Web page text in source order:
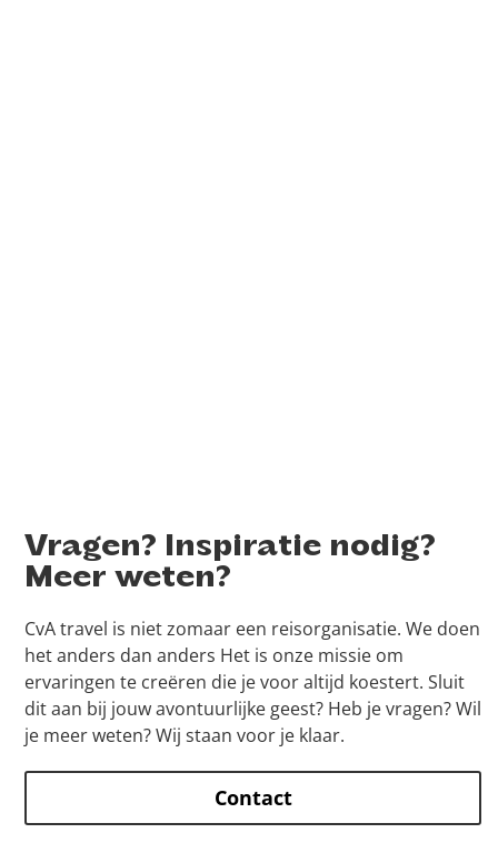
Vragen? Inspiratie nodig?
Meer weten?
CvA travel is niet zomaar een reisorganisatie. We doen
het anders dan anders Het is onze missie om
ervaringen te creëren die je voor altijd koestert. Sluit
dit aan bij jouw avontuurlijke geest? Heb je vragen? Wil
je meer weten? Wij staan voor je klaar.
Contact